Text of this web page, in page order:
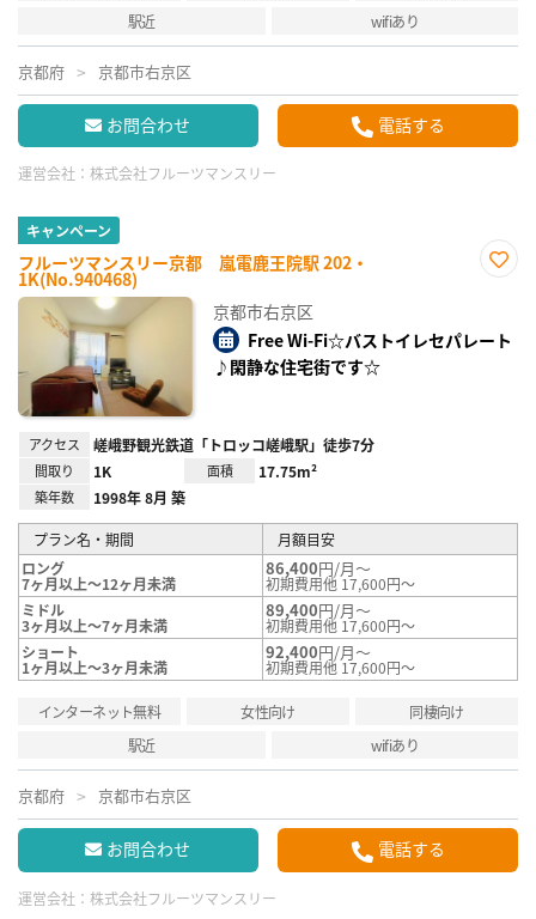
駅近
wifiあり
京都府 京都市右京区
お問合わせ 電話する
運営会社： 株式会社フルーツマンスリー
キャンペーン
フルーツマンスリー京都 嵐電鹿王院駅 202・
1K(No.940468)
録
京都市右京区
Free Wi-Fi☆バストイレセパレート
♪閑静な住宅街です☆
アクセス 嵯峨野観光鉄道「トロッコ嵯峨駅」徒歩7分
間取り 1K 面積 17.75m²
築年数 1998年 8月 築
プラン名・期間
月額目安
ロング
7ヶ月以上～12ヶ月未満
86,400円/月～
初期費用他 17,600円～
ミドル
3ヶ月以上～7ヶ月未満
89,400円/月～
初期費用他 17,600円～
ショート
1ヶ月以上～3ヶ月未満
92,400円/月～
初期費用他 17,600円～
インターネット無料 女性向け
同棲向け
駅近
wifiあり
京都府 京都市右京区
お問合わせ 電話する
運営会社： 株式会社フルーツマンスリー